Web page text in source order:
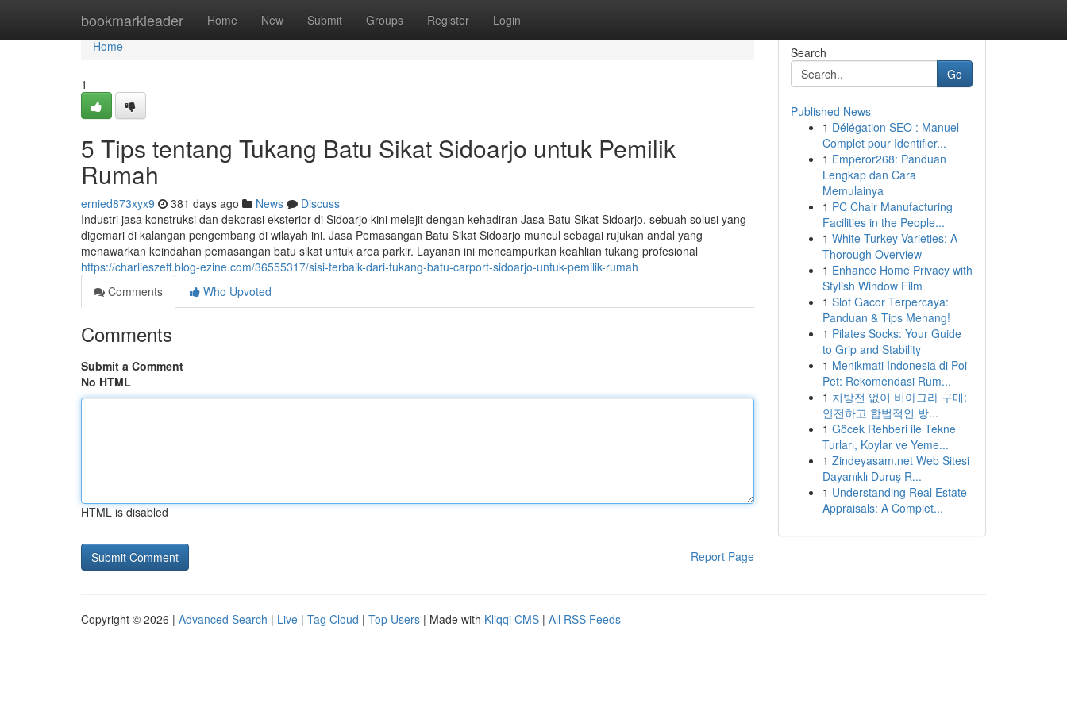
bookmarkleader Home New Submit Groups Register Login
Home
Home
1
5 Tips tentang Tukang Batu Sikat Sidoarjo untuk Pemilik
Rumah
ernied873xyx9 381 days ago News
Discuss
Industri jasa konstruksi dan dekorasi eksterior di Sidoarjo kini melejit dengan kehadiran Jasa Batu Sikat Sidoarjo, sebuah solusi yang
digemari di kalangan pengembang di wilayah ini. Jasa Pemasangan Batu Sikat Sidoarjo muncul sebagai rujukan andal yang
menawarkan keindahan pemasangan batu sikat untuk area parkir. Layanan ini mencampurkan keahlian tukang profesional
https://charlieszeff.blog-ezine.com/36555317/sisi-terbaik-dari-tukang-batu-carport-sidoarjo-untuk-pemilik-rumah
Comments
Who Upvoted
Comments
Submit a Comment
No HTML
HTML is disabled
Report Page
Search
Go
Published News
1 Délégation SEO : Manuel
Complet pour Identifier...
1 Emperor268: Panduan
Lengkap dan Cara
Memulainya
1 PC Chair Manufacturing
Facilities in the People...
1 White Turkey Varieties: A
Thorough Overview
1 Enhance Home Privacy with
Stylish Window Film
1 Slot Gacor Terpercaya:
Panduan & Tips Menang!
1 Pilates Socks: Your Guide
to Grip and Stability
1 Menikmati Indonesia di Poi
Pet: Rekomendasi Rum...
1 처방전 없이 비아그라 구매:
안전하고 합법적인 방...
1 Göcek Rehberi ile Tekne
Turları, Koylar ve Yeme...
1 Zindeyasam.net Web Sitesi
Dayanıklı Duruş R...
1 Understanding Real Estate
Appraisals: A Complet...
Copyright © 2026 | Advanced Search | Live | Tag Cloud | Top Users | Made with Kliqqi CMS | All RSS Feeds